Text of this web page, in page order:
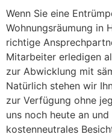
Wenn Sie eine
Wohnungsräumung in
richtige
Mitarbeiter erledigen
zur Abwicklung mit
Natürlich stehen wir
zur Verfügung ohne
uns noch heute an
kostenneutrales